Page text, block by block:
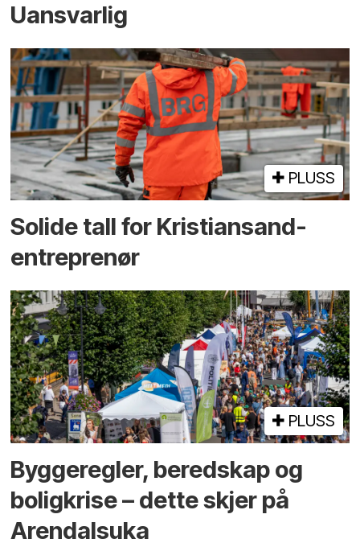
Uansvarlig
PLUSS
Solide tall for Kristiansand-
entreprenør
PLUSS
Bygge­regler, beredskap og
bolig­krise – dette skjer på
Arendals­uka